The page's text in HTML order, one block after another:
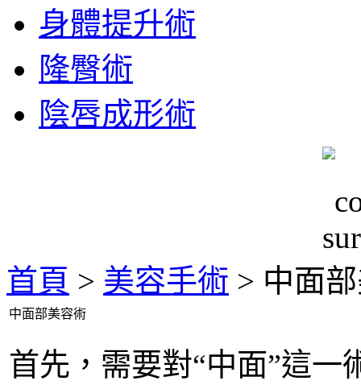
身體提升術
隆臀術
陰唇成形術
首頁 > 美容手術 > 中面
中面部美容術
首先，需要對“中面”這一